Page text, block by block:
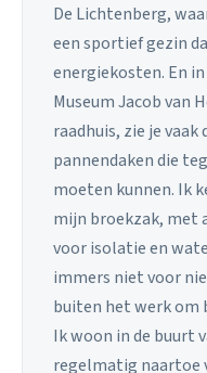
De Lichtenberg,
een sportief gezin
energiekosten. En
Museum Jacob van
raadhuis, zie je
pannendaken die
moeten kunnen. Ik
mijn broekzak, met
voor isolatie en
immers niet voor
buiten het werk om
Ik woon in de buurt
regelmatig naartoe